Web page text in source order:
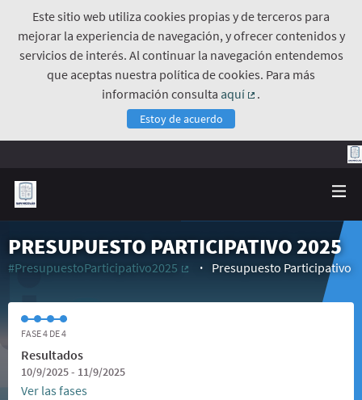
Este sitio web utiliza cookies propias y de terceros para
mejorar la experiencia de navegación, y ofrecer contenidos y
servicios de interés. Al continuar la navegación entendemos
que aceptas nuestra política de cookies. Para más
información consulta aquí
.
Estoy de acuerdo
PRESUPUESTO PARTICIPATIVO 2025
#PresupuestoParticipativo2025
Presupuesto Participativo
FASE 4 DE 4
Resultados
10/9/2025 - 11/9/2025
Ver las fases